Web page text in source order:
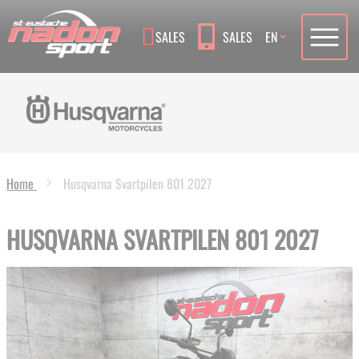
SALES SALES Language
EN
Home Husqvarna Svartpilen 801 2027
HUSQVARNA SVARTPILEN 801 2027
Skip
to
the
end
of